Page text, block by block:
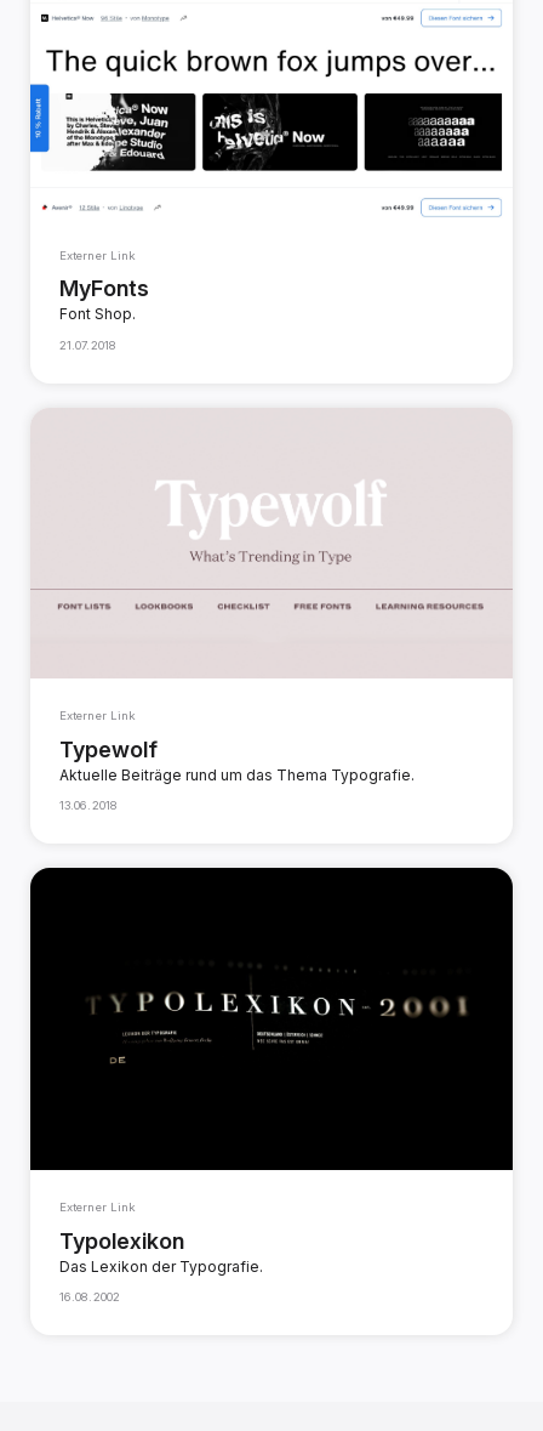
Externer Link
MyFonts
Font Shop.
21.07.2018
Externer Link
Typewolf
Aktuelle Beiträge rund um das Thema Typografie.
13.06.2018
Externer Link
Typolexikon
Das Lexikon der Typografie.
16.08.2002